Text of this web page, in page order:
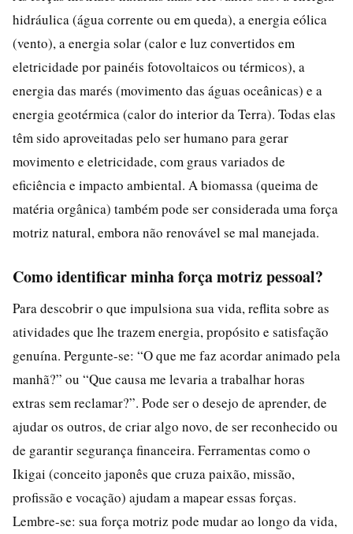
hidráulica (água corrente ou em queda), a energia eólica
(vento), a energia solar (calor e luz convertidos em
eletricidade por painéis fotovoltaicos ou térmicos), a
energia das marés (movimento das águas oceânicas) e a
energia geotérmica (calor do interior da Terra). Todas elas
têm sido aproveitadas pelo ser humano para gerar
movimento e eletricidade, com graus variados de
eficiência e impacto ambiental. A biomassa (queima de
matéria orgânica) também pode ser considerada uma força
motriz natural, embora não renovável se mal manejada.
Como identificar minha força motriz pessoal?
Para descobrir o que impulsiona sua vida, reflita sobre as
atividades que lhe trazem energia, propósito e satisfação
genuína. Pergunte-se: “O que me faz acordar animado pela
manhã?” ou “Que causa me levaria a trabalhar horas
extras sem reclamar?”. Pode ser o desejo de aprender, de
ajudar os outros, de criar algo novo, de ser reconhecido ou
de garantir segurança financeira. Ferramentas como o
Ikigai (conceito japonês que cruza paixão, missão,
profissão e vocação) ajudam a mapear essas forças.
Lembre-se: sua força motriz pode mudar ao longo da vida,